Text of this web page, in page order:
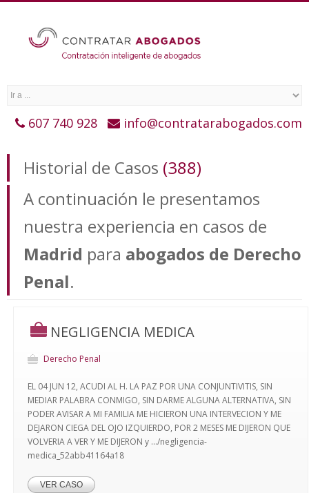
607 740 928 info@contratarabogados.com
Historial de Casos (388)
A continuación le presentamos
nuestra experiencia en casos de
Madrid para abogados de Derecho
Penal.
NEGLIGENCIA MEDICA
Derecho Penal
EL 04 JUN 12, ACUDI AL H. LA PAZ POR UNA CONJUNTIVITIS, SIN
MEDIAR PALABRA CONMIGO, SIN DARME ALGUNA ALTERNATIVA, SIN
PODER AVISAR A MI FAMILIA ME HICIERON UNA INTERVECION Y ME
DEJARON CIEGA DEL OJO IZQUIERDO, POR 2 MESES ME DIJERON QUE
VOLVERIA A VER Y ME DIJERON y .../negligencia-
medica_52abb41164a18
VER CASO